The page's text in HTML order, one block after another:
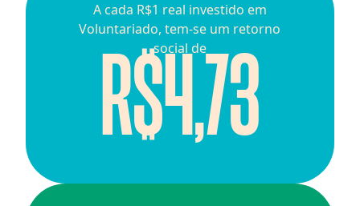
A cada R$1 real investido em
Voluntariado, tem-se um retorno
social de
R$4,73